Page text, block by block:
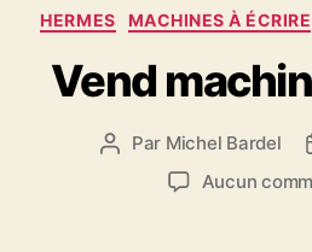
HERMES MACHINES À ÉCRIRE
Vend
Auteur
Par Michel Bardel
Aucun